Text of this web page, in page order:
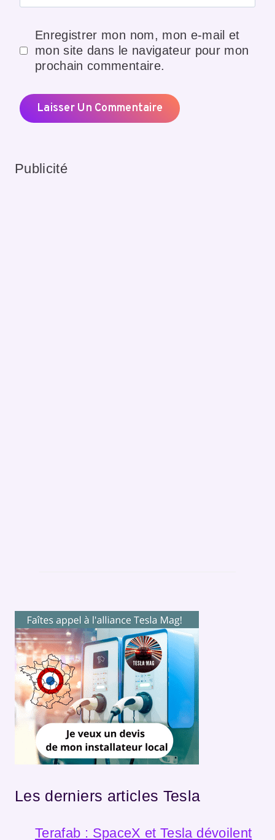
Enregistrer mon nom, mon e-mail et
mon site dans le navigateur pour mon
prochain commentaire.
Publicité
Les derniers articles Tesla
Terafab : SpaceX et Tesla dévoilent